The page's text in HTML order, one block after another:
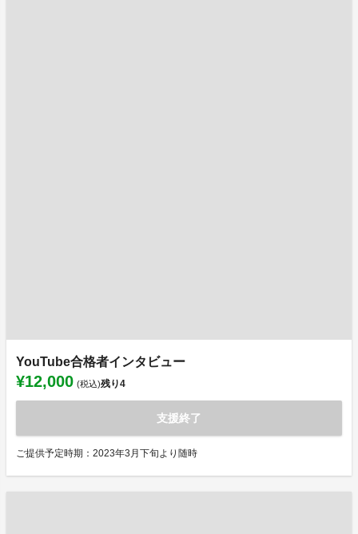
YouTube合格者インタビュー
¥12,000 (税込)残り4
支援終了
ご提供予定時期：2023年3月下旬より随時